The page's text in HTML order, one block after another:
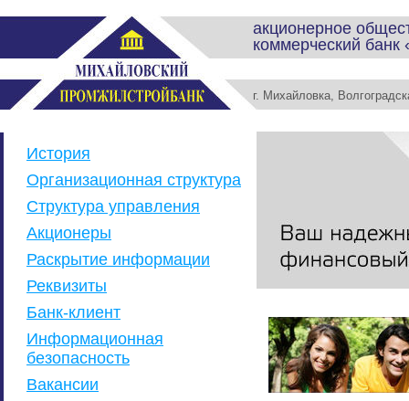
акционерное
коммерческий
г. Михайловка,
История
Организационная структура
Структура управления
Акционеры
Раскрытие информации
Реквизиты
Банк-клиент
Информационная
безопасность
Вакансии